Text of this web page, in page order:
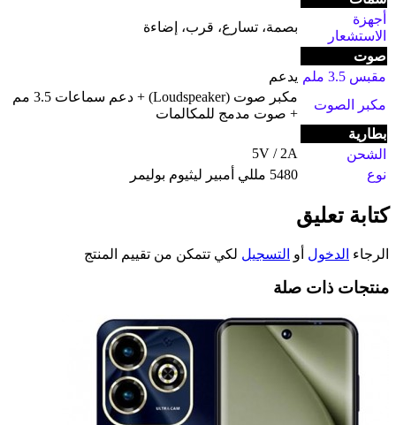
أجهزة
الاستشعار
بصمة، تسارع، قرب، إضاءة
صوت
مقبس 3.5 ملم
يدعم
مكبر الصوت
مكبر صوت (Loudspeaker) + دعم سماعات 3.5 مم
+ صوت مدمج للمكالمات
بطارية
الشحن
5V / 2A
نوع
5480 مللي أمبير ليثيوم بوليمر
كتابة تعليق
الرجاء الدخول أو التسجيل لكي تتمكن من تقييم المنتج
منتجات ذات صلة